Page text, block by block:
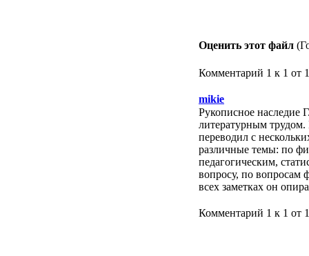
Оценить этот файл
Комментарий 1 к 1 от 1
mikie
Рукописное наследие
литературным трудом.
переводил с
различные темы: по
педагогическим,
вопросу, по вопросам
всех заметках он
Комментарий 1 к 1 от 1